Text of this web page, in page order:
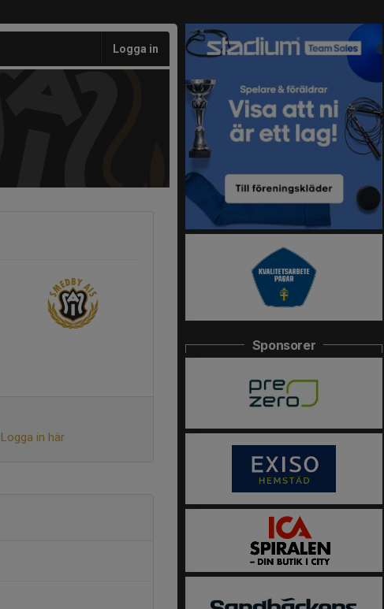
Logga in
Logga in här
Sponsorer